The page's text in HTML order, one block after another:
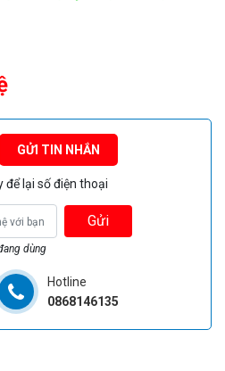
GỬI TIN NHẮN
để lại số điện thoại
Gửi
dùng
Hotline
0868146135